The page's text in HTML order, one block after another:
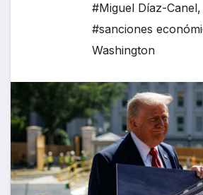
#Miguel Díaz-Canel,
#sanciones
Washington